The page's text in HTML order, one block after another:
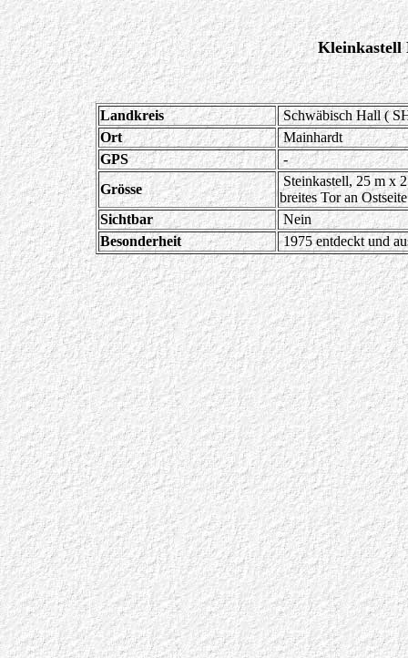
Kleinkastell
Landkreis
Schwäbisch Hall (
Ort
Mainhardt
GPS
-
Grösse
Steinkastell, 25 m x
breites Tor an
Sichtbar
Nein
Besonderheit
1975 entdeckt und